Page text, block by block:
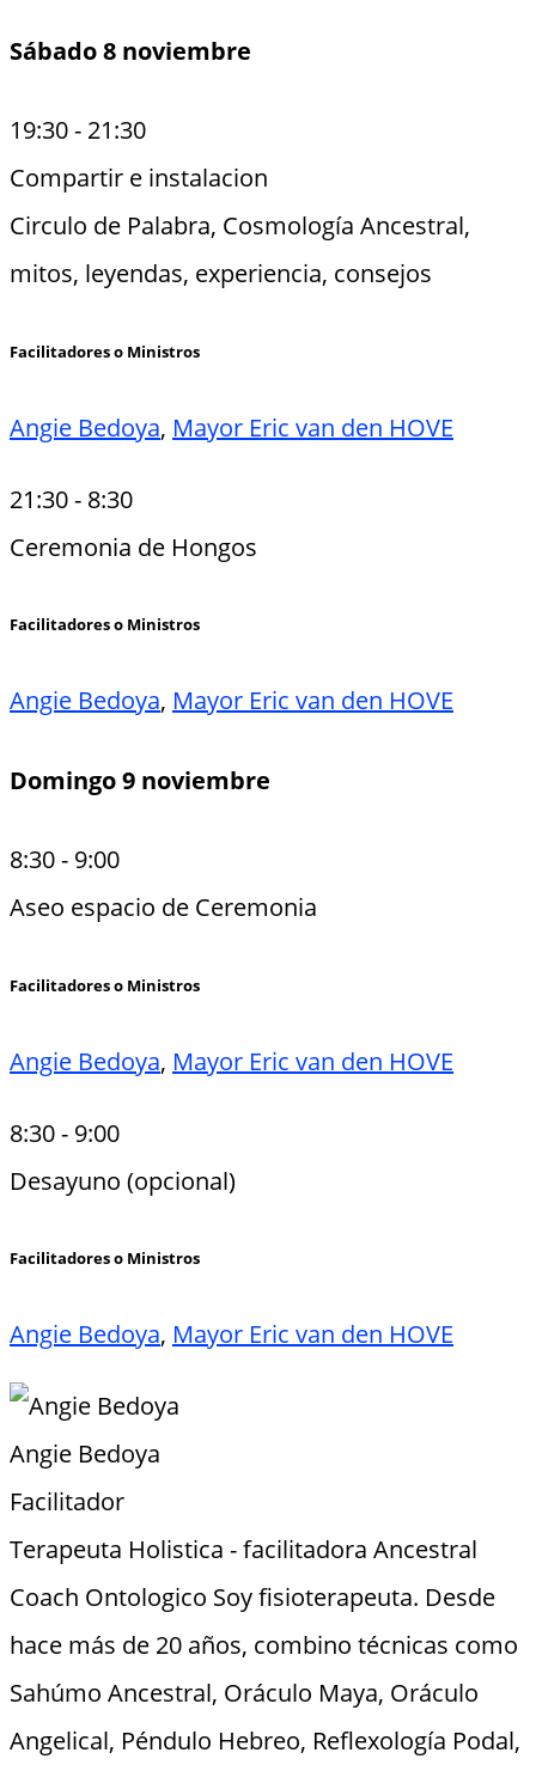
Sábado 8 noviembre
19:30- 21:30
Compartir e instalacion
Circulo de Palabra, Cosmología Ancestral,
mitos, leyendas, experiencia, consejos
Facilitadores o Ministros
Angie Bedoya, Mayor Eric van den HOVE
21:30- 8:30
Ceremonia de Hongos
Facilitadores o Ministros
Angie Bedoya, Mayor Eric van den HOVE
Domingo 9 noviembre
8:30- 9:00
Aseo espacio de Ceremonia
Facilitadores o Ministros
Angie Bedoya, Mayor Eric van den HOVE
8:30- 9:00
Desayuno (opcional)
Facilitadores o Ministros
Angie Bedoya, Mayor Eric van den HOVE
Angie Bedoya
Facilitador
Terapeuta Holistica - facilitadora Ancestral
Coach Ontologico Soy fisioterapeuta. Desde
hace más de 20 años, combino técnicas como
Sahúmo Ancestral, Oráculo Maya, Oráculo
Angelical, Péndulo Hebreo, Reflexología Podal,